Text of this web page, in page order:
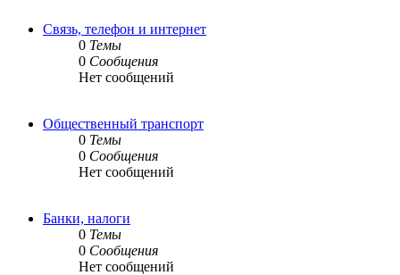
Связь, телефон и интернет
0 Темы
0 Сообщения
Нет сообщений
Общественный транспорт
0 Темы
0 Сообщения
Нет сообщений
Банки, налоги
0 Темы
0 Сообщения
Нет сообщений